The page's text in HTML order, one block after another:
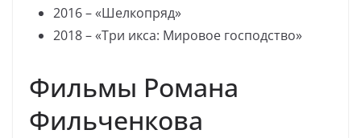
2016 – «Шелкопряд»
2018 – «Три икса: Мировое господство»
Фильмы Романа
Фильченкова